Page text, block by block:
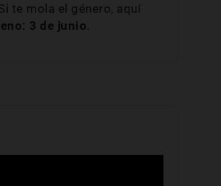
te mola el género, aquí
3 de junio